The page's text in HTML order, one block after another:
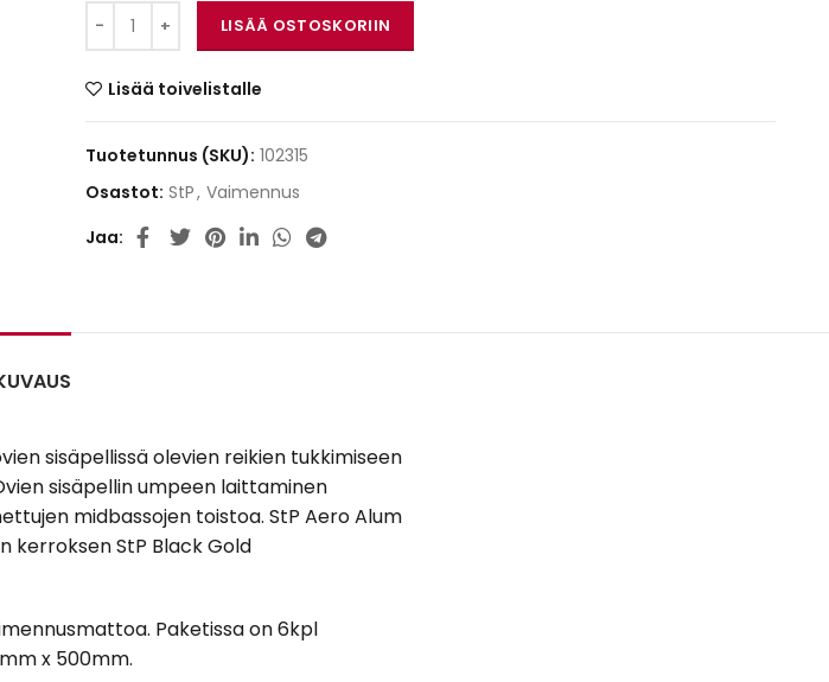
StP Aero Alum (1.12m²) määrä
LISÄÄ OSTOSKORIIN
Lisää toivelistalle
Tuotetunnus (SKU): 102315
Osastot: StP, Vaimennus
Jaa
sisäpellissä olevien reikien tukkimiseen
sisäpellin umpeen laittaminen
midbassojen toistoa. StP Aero Alum
kerroksen StP Black Gold
Paketissa on 6kpl
x 500mm.